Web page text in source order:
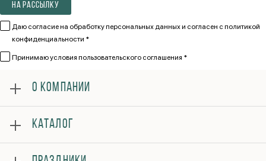
на рассылку
Даю согласие на обработку персональных данных и согласен с политикой
конфиденциальности *
Принимаюусловия пользовательского соглашения *
О КОМПАНИИ
Оплата
Отзывы
Гарантии
КАТАЛОГ